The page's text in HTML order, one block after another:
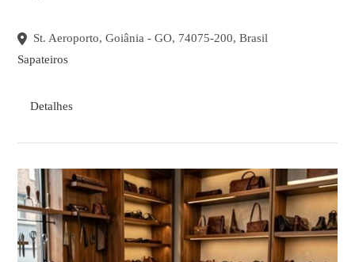
St. Aeroporto, Goiânia - GO, 74075-200, Brasil
Sapateiros
Detalhes